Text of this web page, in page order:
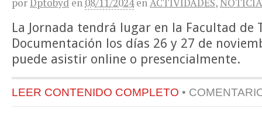
porDptobyd en 08/11/2024 enACTIVIDADES,
La Jornada tendrá lugar en la Facultad de
Documentación los días 26 y 27 de
puede asistir online o presencialmente.
LEER CONTENIDO COMPLETO •